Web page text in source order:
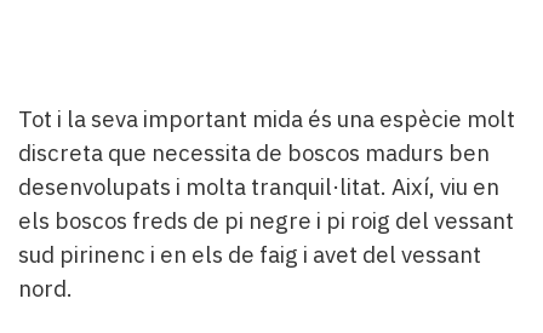
Tot i la seva important mida és una espècie molt
discreta que necessita de boscos madurs ben
desenvolupats i molta tranquil·litat. Així, viu en
els boscos freds de pi negre i pi roig del vessant
sud pirinenc i en els de faig i avet del vessant
nord.